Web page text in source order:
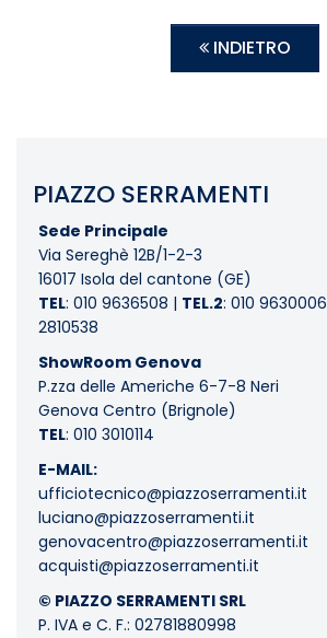
INDIETRO
PIAZZO SERRAMENTI
Sede Principale
Via Sereghè 12B/1-2-3
16017 Isola del cantone (GE)
TEL: 010 9636508 | TEL.2: 010 9630006
2810538
ShowRoom Genova
P.zza delle Americhe 6-7-8 Neri
Genova Centro (Brignole)
TEL: 010 3010114
E-MAIL:
ufficiotecnico@piazzoserramenti.it
luciano@piazzoserramenti.it
genovacentro@piazzoserramenti.it
acquisti@piazzoserramenti.it
© PIAZZO SERRAMENTI SRL
P. IVA e C. F.: 02781880998